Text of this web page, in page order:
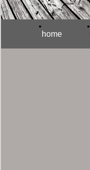
•
home
•